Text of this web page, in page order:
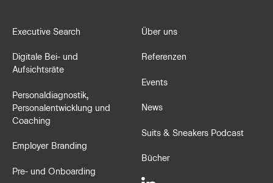
Executive Search
Digitale Bei- und
Aufsichtsräte
Personaldiagnostik,
Personalentwicklung und
Coaching
Employer Branding
Pre- und Onboarding
Über uns
Referenzen
Events
News
Suits & Sneakers Podcast
Bücher